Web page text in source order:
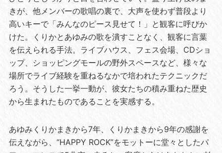
きが、他メンバーの歌唱の裏で、大声を使わず普段より
高いキーで「みんなのピース見せて！」と観客に呼びか
けた。くりかとあゆみの歌を潰すことなく、観客に言葉
を伝えられる手法。ライブハウス、フェス会場、CDショ
ップ、ショッピングモールの野外スペースなど、様々な
場所でライブ経験を重ねるなかで培われたテクニックだ
ろう。そうした一挙一動が、彼女たちの積み重ねた歴史
から生まれたものであることを実感する。
あゆみくりかまきから7年、くりかまきから9年の感謝を
伝えながら、“HAPPY ROCK”をモットーに堂々としたパ